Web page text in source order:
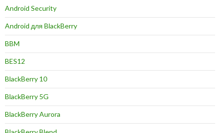
Android Security
Android для BlackBerry
BBM
BES12
BlackBerry 10
BlackBerry 5G
BlackBerry Aurora